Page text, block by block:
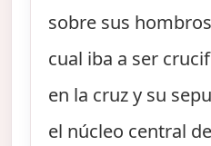
sobre sus
cual iba a ser
en la cruz y su
el núcleo central